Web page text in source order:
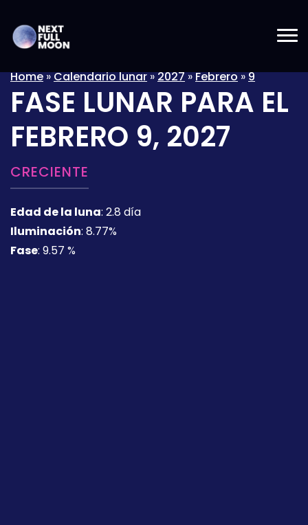
Home»Calendario lunar»2027»Febrero»9
FASE LUNAR PARA EL
FEBRERO 9, 2027
CRECIENTE
Edad de la luna: 2.8 día
Iluminación: 8.77%
Fase: 9.57 %